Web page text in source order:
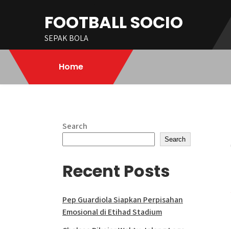
FOOTBALL SOCIO
SEPAK BOLA
Home
Search
Search
Recent Posts
Pep Guardiola Siapkan Perpisahan
Emosional di Etihad Stadium